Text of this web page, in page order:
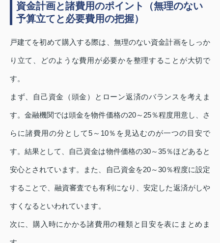
資金計画と諸費用のポイント（無理のない
予算立てと必要費用の把握）
戸建てを初めて購入する際は、無理のない資金計画をしっか
り立て、どのような費用が必要かを整理することが大切で
す。
まず、自己資金（頭金）とローン返済のバランスを考えま
す。金融機関では頭金を物件価格の20～25％程度用意し、さ
らに諸費用の分として5～10％を見込むのが一つの目安で
す。結果として、自己資金は物件価格の30～35％ほどあると
安心とされています。また、自己資金を20～30％程度に設定
することで、融資審査でも有利になり、安定した返済がしや
すくなるといわれています。
次に、購入時にかかる諸費用の種類と目安を表にまとめま